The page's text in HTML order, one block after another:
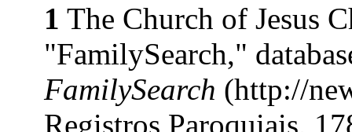
1 The Church of Jesus
"FamilySearch,"
FamilySearch (http://
Registros Paroquiais,